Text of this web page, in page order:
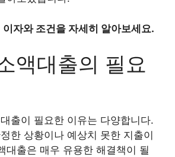
이자와 조건을 자세히 알아보세요.
액대출의 필요
출이 필요한 이유는 다양합니다.
한 상황이나 예상치 못한 지출이
대출은 매우 유용한 해결책이 될